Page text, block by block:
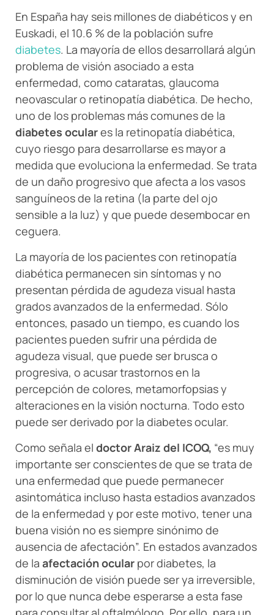
En España hay seis millones de diabéticos y en
Euskadi, el 10.6 % de la población sufre
diabetes. La mayoría de ellos desarrollará algún
problema de visión asociado a esta
enfermedad, como cataratas, glaucoma
neovascular o retinopatía diabética. De hecho,
uno de los problemas más comunes de la
diabetes oculares la retinopatía diabética,
cuyo riesgo para desarrollarse es mayor a
medida que evoluciona la enfermedad. Se trata
de un daño progresivo que afecta a los vasos
sanguíneos de la retina (la parte del ojo
sensible a la luz) y que puede desembocar en
ceguera.
La mayoría de los pacientes con retinopatía
diabética permanecen sin síntomas y no
presentan pérdida de agudeza visual hasta
grados avanzados de la enfermedad. Sólo
entonces, pasado un tiempo, es cuando los
pacientes pueden sufrir una pérdida de
agudeza visual, que puede ser brusca o
progresiva, o acusar trastornos en la
percepción de colores, metamorfopsias y
alteraciones en la visión nocturna. Todo esto
puede ser derivado por la diabetes ocular.
Como señala el doctor Araiz del ICOQ, “es muy
importante ser conscientes de que se trata de
una enfermedad que puede permanecer
asintomática incluso hasta estadios avanzados
de la enfermedad y por este motivo, tener una
buena visión no es siempre sinónimo de
ausencia de afectación”. En estados avanzados
de la afectación ocular por diabetes, la
disminución de visión puede ser ya irreversible,
por lo que nunca debe esperarse a esta fase